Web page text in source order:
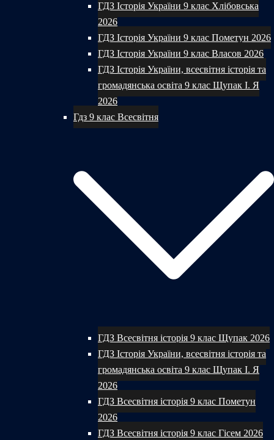
ГДЗ Історія України 9 клас Хлібовська
2026
ГДЗ Історія України 9 клас Пометун 2026
ГДЗ Історія України 9 клас Власов 2026
ГДЗ Історія України, всесвітня історія та
громадянська освіта 9 клас Щупак І. Я
2026
Гдз 9 клас Всесвітня
ГДЗ Всесвітня історія 9 клас Щупак 2026
ГДЗ Історія України, всесвітня історія та
громадянська освіта 9 клас Щупак І. Я
2026
ГДЗ Всесвітня історія 9 клас Пометун
2026
ГДЗ Всесвітня історія 9 клас Гісем 2026